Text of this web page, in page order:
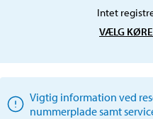
Intet
VÆLG
Vigtig information ved
nummerplade samt